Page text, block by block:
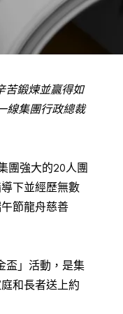
苦鍛煉並贏得如
線集團行政總裁
團強大的20人團
下並經歷無數
節龍舟慈善
盃」活動，是集
和長者送上約